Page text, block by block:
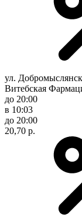
ул.
Витебская
до 20:00
в 10:03
до 20:00
20,70 р.